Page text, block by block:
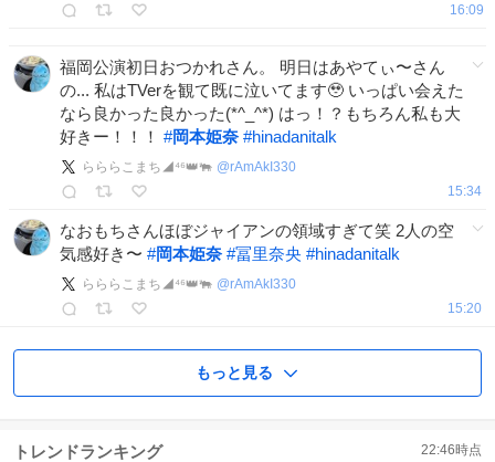
16:09
福岡公演初日おつかれさん。 明日はあやてぃ〜さん
の... 私はTVerを観て既に泣いてます🥹 いっぱい会えた
なら良かった良かった(*^_^*) はっ！？もちろん私も大
好きー！！！ #岡本姫奈 #hinadanitalk
らららこまち◢⁴⁶👑🐃 @rAmAkI330
15:34
なおもちさんほぼジャイアンの領域すぎて笑 2人の空
気感好き〜 #岡本姫奈 #冨里奈央 #hinadanitalk
らららこまち◢⁴⁶👑🐃 @rAmAkI330
15:20
もっと見る
トレンドランキング 22:46時点